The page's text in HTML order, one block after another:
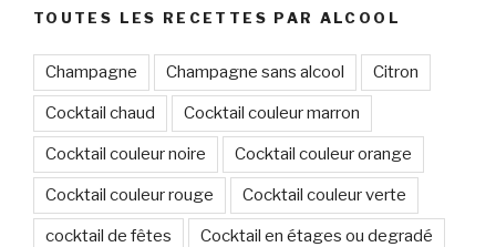
TOUTES LES RECETTES PAR ALCOOL
Champagne Champagne sans alcool Citron
Cocktail chaud Cocktail couleur marron
Cocktail couleur noire Cocktail couleur orange
Cocktail couleur rouge Cocktail couleur verte
cocktail de fêtes Cocktail en étages ou degradé